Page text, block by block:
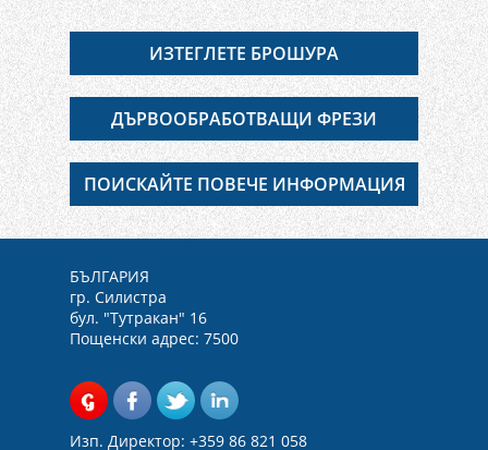
ИЗТЕГЛЕТЕ БРОШУРА
ДЪРВООБРАБОТВАЩИ ФРЕЗИ
ПОИСКАЙТЕ ПОВЕЧЕ ИНФОРМАЦИЯ
БЪЛГАРИЯ
гр. Силистра
бул. "Тутракан" 16
Пощенски адрес: 7500
Изп. Директор: +359 86 821 058